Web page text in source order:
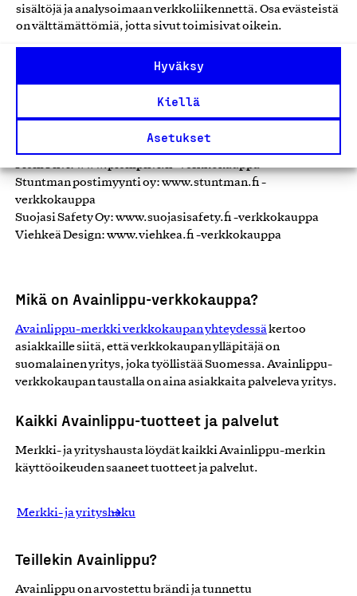
sisältöjä ja analysoimaan verkkoliikennettä. Osa evästeistä
on välttämättömiä, jotta sivut toimisivat oikein.
Hyväksy
Kiellä
Asetukset
Mainossuunnittelu JulMa: www.artderebe.com -
verkkokauppa
Stuntman postimyynti oy: www.stuntman.fi -
verkkokauppa
Suojasi Safety Oy: www.suojasisafety.fi -verkkokauppa
Viehkeä Design: www.viehkea.fi -verkkokauppa
Mikä on Avainlippu-verkkokauppa?
Avainlippu-merkki verkkokaupan yhteydessä kertoo
asiakkaille siitä, että verkkokaupan ylläpitäjä on
suomalainen yritys, joka työllistää Suomessa. Avainlippu-
verkkokaupan taustalla on aina asiakkaita palveleva yritys.
Kaikki Avainlippu-tuotteet ja palvelut
Merkki- ja yrityshausta löydät kaikki Avainlippu-merkin
käyttöoikeuden saaneet tuotteet ja palvelut.
Merkki- ja yrityshaku
Teillekin Avainlippu?
Avainlippu on arvostettu brändi ja tunnettu